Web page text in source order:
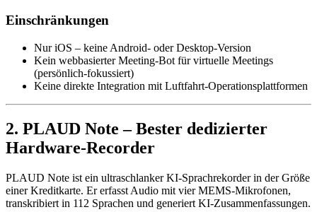
Einschränkungen
Nur iOS – keine Android- oder Desktop-Version
Kein webbasierter Meeting-Bot für virtuelle Meetings
(persönlich-fokussiert)
Keine direkte Integration mit Luftfahrt-Operationsplattformen
2. PLAUD Note – Bester dedizierter
Hardware-Recorder
PLAUD Note ist ein ultraschlanker KI-Sprachrekorder in der Größe
einer Kreditkarte. Er erfasst Audio mit vier MEMS-Mikrofonen,
transkribiert in 112 Sprachen und generiert KI-Zusammenfassungen.